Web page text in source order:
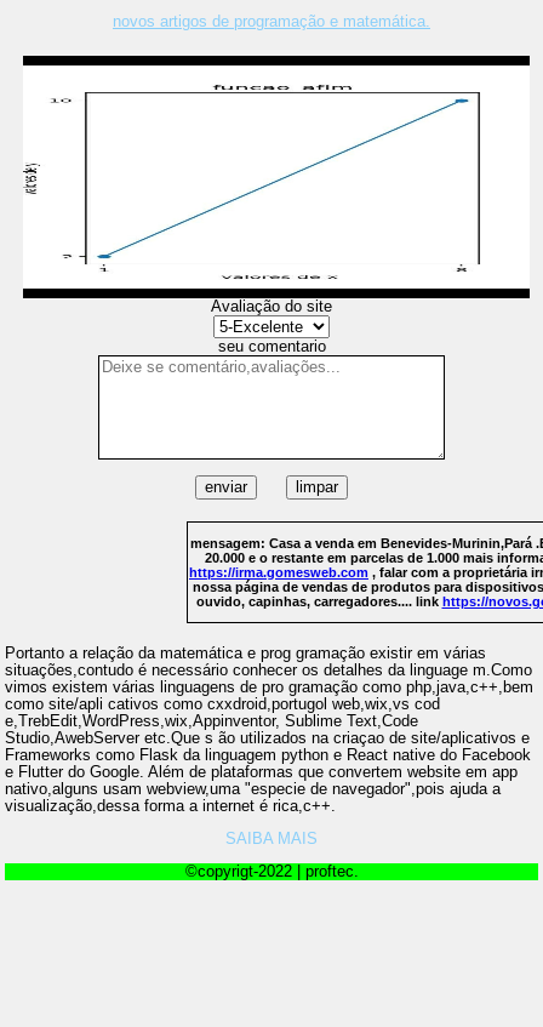
novos artigos de programação e matemática.
Avaliação do site
seu comentario
mensagem: Casa a venda em Benevides-Murinin,Pará
20.000 e o restante em parcelas de 1.000 mais
https://irma.gomesweb.com , falar com a proprietária
nossa página de vendas de produtos para
ouvido, capinhas, carregadores.... link https://
Portanto a relação da matemática e prog gramação existir em várias
situações,contudo é necessário conhecer os detalhes da linguage m.Como
vimos existem várias linguagens de pro gramação como php,java,c++,bem
como site/apli cativos como cxxdroid,portugol web,wix,vs cod
e,TrebEdit,WordPress,wix,Appinventor, Sublime Text,Code
Studio,AwebServer etc.Que s ão utilizados na criaçao de site/aplicativos e
Frameworks como Flask da linguagem python e React native do Facebook
e Flutter do Google. Além de plataformas que convertem website em app
nativo,alguns usam webview,uma "especie de navegador",pois ajuda a
visualização,dessa forma a internet é rica,c++.
SAIBA MAIS
©copyrigt-2022 | proftec.